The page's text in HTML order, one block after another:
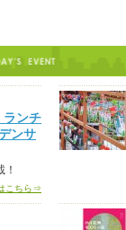
ランチ
ンサ
こちら⇒